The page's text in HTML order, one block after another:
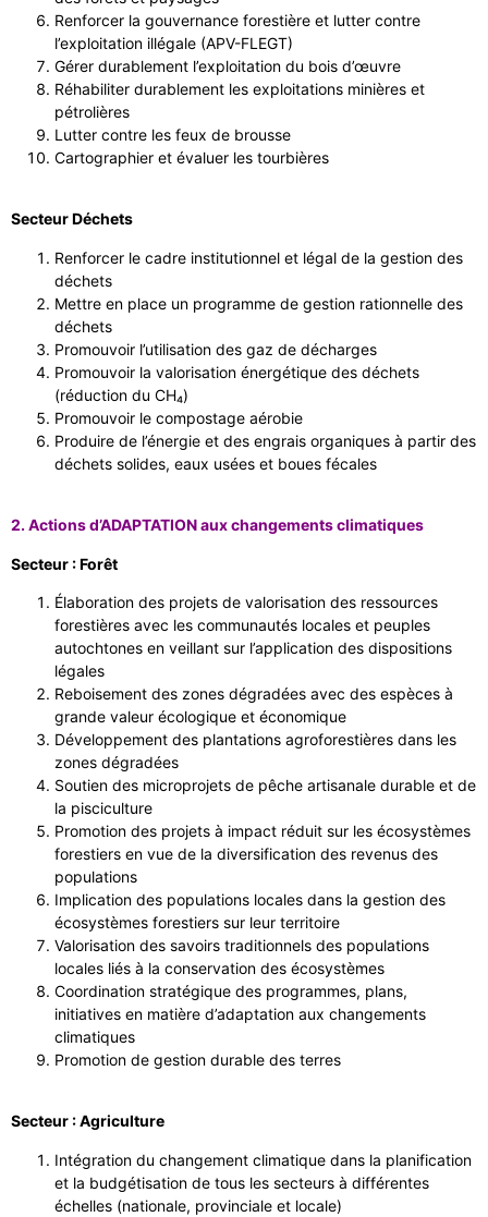
Renforcer la gouvernance forestière et lutter contre
l’exploitation illégale (APV-FLEGT)
Gérer durablement l’exploitation du bois d’œuvre
Réhabiliter durablement les exploitations minières et
pétrolières
Lutter contre les feux de brousse
Cartographier et évaluer les tourbières
Secteur Déchets
Renforcer le cadre institutionnel et légal de la gestion des
déchets
Mettre en place un programme de gestion rationnelle des
déchets
Promouvoir l’utilisation des gaz de décharges
Promouvoir la valorisation énergétique des déchets
(réduction du CH₄)
Promouvoir le compostage aérobie
Produire de l’énergie et des engrais organiques à partir des
déchets solides, eaux usées et boues fécales
2. Actions d’ADAPTATION aux changements climatiques
Secteur : Forêt
Élaboration des projets de valorisation des ressources
forestières avec les communautés locales et peuples
autochtones en veillant sur l’application des dispositions
légales
Reboisement des zones dégradées avec des espèces à
grande valeur écologique et économique
Développement des plantations agroforestières dans les
zones dégradées
Soutien des microprojets de pêche artisanale durable et de
la pisciculture
Promotion des projets à impact réduit sur les écosystèmes
forestiers en vue de la diversification des revenus des
populations
Implication des populations locales dans la gestion des
écosystèmes forestiers sur leur territoire
Valorisation des savoirs traditionnels des populations
locales liés à la conservation des écosystèmes
Coordination stratégique des programmes, plans,
initiatives en matière d’adaptation aux changements
climatiques
Promotion de gestion durable des terres
Secteur : Agriculture
Intégration du changement climatique dans la planification
et la budgétisation de tous les secteurs à différentes
échelles (nationale, provinciale et locale)